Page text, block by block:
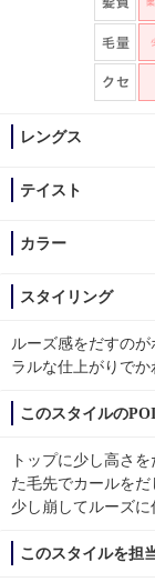
レングス
テイスト
カラー
スタイリング
ルーズ感をだすの
ラルな仕上がりでか
このスタイルの
トップに少し高さ
た毛先でカールをだ
少し崩してルーズに
このスタイルを担